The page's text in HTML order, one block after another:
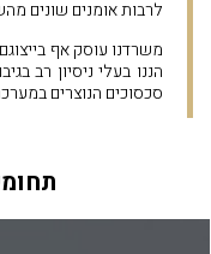
לרבות אומנים שונים
משרדנו עוסק אף בייצוגם
הננו בעלי ניסיון רב
סכסוכים הנוצרים